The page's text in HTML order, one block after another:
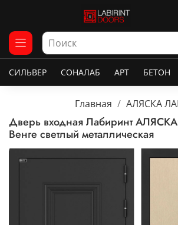
СИЛЬВЕР СОНАЛАБ АРТ БЕТОН
Главная АЛЯСКА
Дверь входная Лабиринт
Венге светлый металлическая